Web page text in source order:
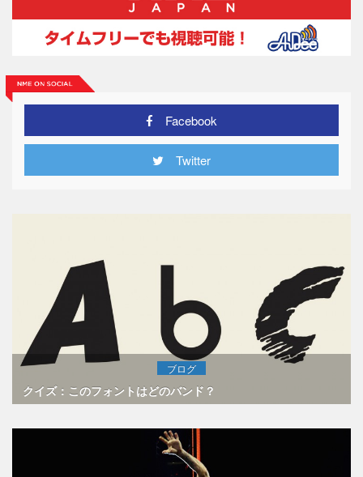
Facebook
Twitter
ブログ
クイズ：このフォントはどのバンド？